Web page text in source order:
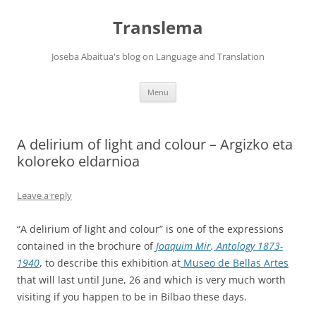
Translema
Joseba Abaitua's blog on Language and Translation
Menu
A delirium of light and colour – Argizko eta
koloreko eldarnioa
Leave a reply
“A delirium of light and colour” is one of the expressions
contained in the brochure ofJoaquim Mir. Antology 1873-
1940, to describe this exhibition at Museo de Bellas Artes
that will last until June, 26 and which is very much worth
visiting if you happen to be in Bilbao these days.